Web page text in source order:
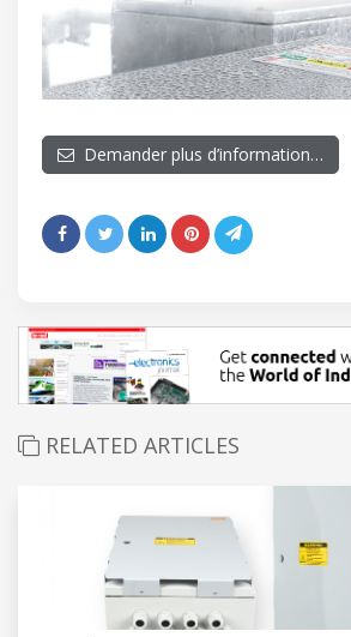
Demander plus d’information…
RELATED ARTICLES